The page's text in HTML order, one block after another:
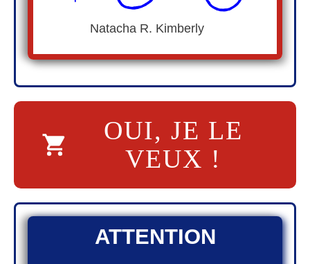
Natacha R. Kimberly
OUI, JE LE
VEUX !
ATTENTION